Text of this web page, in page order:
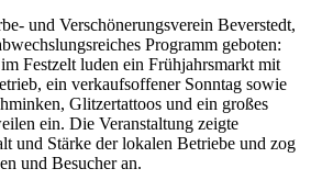
und Verschönerungsverein Beverstedt,
Programm geboten:
Festzelt luden ein Frühjahrsmarkt mit
ein verkaufsoffener Sonntag sowie
Glitzertattoos und ein großes
ein. Die Veranstaltung zeigte
und Stärke der lokalen Betriebe und zog
und Besucher an.